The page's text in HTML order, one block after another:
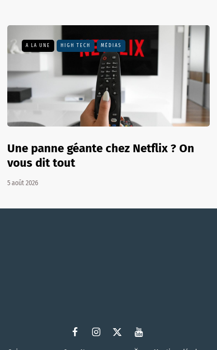
A LA UNE HIGH TECH MÉDIAS
Une panne géante chez Netflix ? On
vous dit tout
5 août 2026